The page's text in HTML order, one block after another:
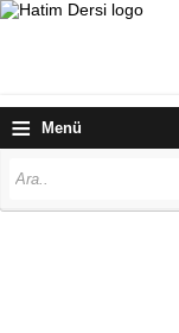
≡ Menü